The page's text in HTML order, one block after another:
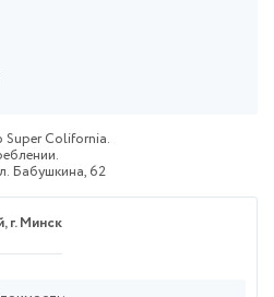
Colifornia.
Бабушкина, 62
,г. Минск